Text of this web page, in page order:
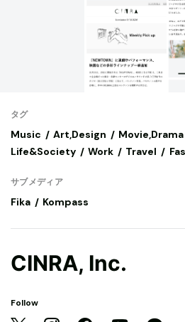
タグ
Music Art,Design Movie,Drama
Life&Society
Work Travel
サブメディア
Fika Kompass
CINRA, Inc.
Follow